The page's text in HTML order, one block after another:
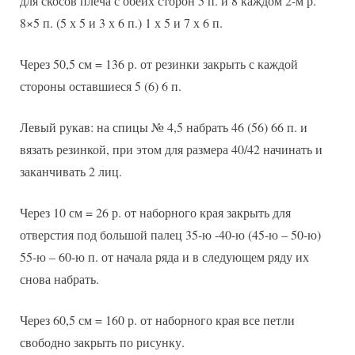
8×5 п. (5 х 5 и 3 х 6 п.) 1 х 5 и 7 х 6 п.
Через 50,5 см = 136 р. от резинки закрыть с каждой
стороны оставшиеся 5 (6) 6 п.
Левый рукав: на спицы № 4,5 набрать 46 (56) 66 п. и
вязать резинкой, при этом для размера 40/42 начинать и
заканчивать 2 лиц.
Через 10 см = 26 р. от наборного края закрыть для
отверстия под большой палец 35-ю -40-ю (45-ю – 50-ю)
55-ю – 60-ю п. от начала ряда и в следующем ряду их
снова набрать.
Через 60,5 см = 160 р. от наборного края все петли
свободно закрыть по рисунку.